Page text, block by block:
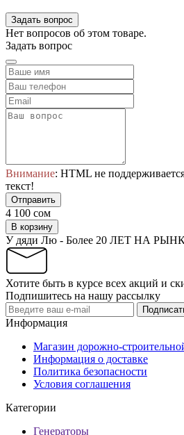
Задать вопрос
Нет вопросов об этом товаре.
Задать вопрос
Внимание: HTML не
текст!
Отправить
4 100 сом
В корзину
У дяди Лю - Более 20 ЛЕТ НА
Хотите быть в курсе всех акций и
Подпишитесь на нашу рассылку
Информация
Магазин дорожно-
Информация о доставке
Политика безопасности
Условия соглашения
Категории
Генераторы